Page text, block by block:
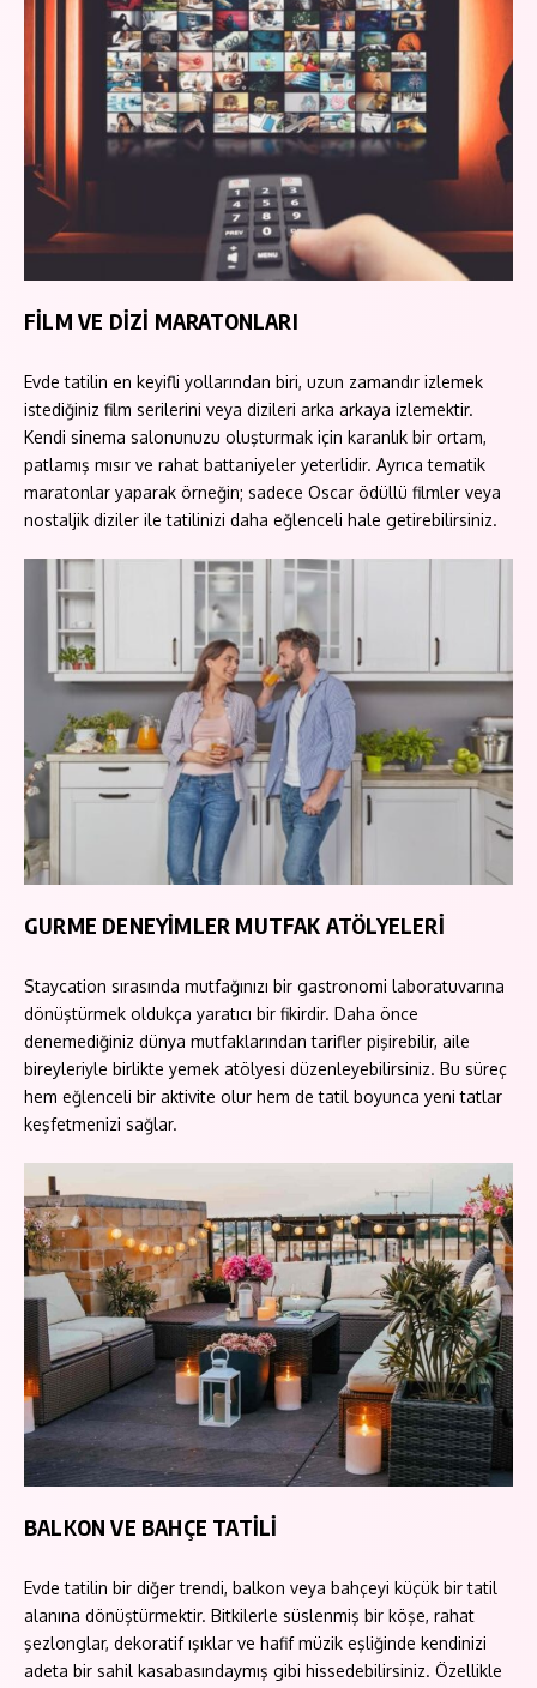
FİLM VE DİZİ MARATONLARI
Evde tatilin en keyifli yollarından biri, uzun zamandır izlemek
istediğiniz film serilerini veya dizileri arka arkaya izlemektir.
Kendi sinema salonunuzu oluşturmak için karanlık bir ortam,
patlamış mısır ve rahat battaniyeler yeterlidir. Ayrıca tematik
maratonlar yaparak örneğin; sadece Oscar ödüllü filmler veya
nostaljik diziler ile tatilinizi daha eğlenceli hale getirebilirsiniz.
GURME DENEYİMLER MUTFAK ATÖLYELERİ
Staycation sırasında mutfağınızı bir gastronomi laboratuvarına
dönüştürmek oldukça yaratıcı bir fikirdir. Daha önce
denemediğiniz dünya mutfaklarından tarifler pişirebilir, aile
bireyleriyle birlikte yemek atölyesi düzenleyebilirsiniz. Bu süreç
hem eğlenceli bir aktivite olur hem de tatil boyunca yeni tatlar
keşfetmenizi sağlar.
BALKON VE BAHÇE TATİLİ
Evde tatilin bir diğer trendi, balkon veya bahçeyi küçük bir tatil
alanına dönüştürmektir. Bitkilerle süslenmiş bir köşe, rahat
şezlonglar, dekoratif ışıklar ve hafif müzik eşliğinde kendinizi
adeta bir sahil kasabasındaymış gibi hissedebilirsiniz. Özellikle